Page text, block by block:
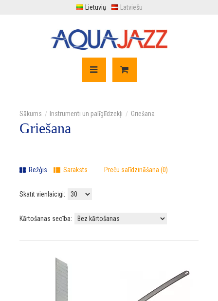
Lietuvių Latviešu
Instrumenti un palīglīdzekļi Griešana
Griešana
Režģis Saraksts Preču salīdzināšana (0)
Skatīt vienlaicīgi:
Kārtošanas secība: